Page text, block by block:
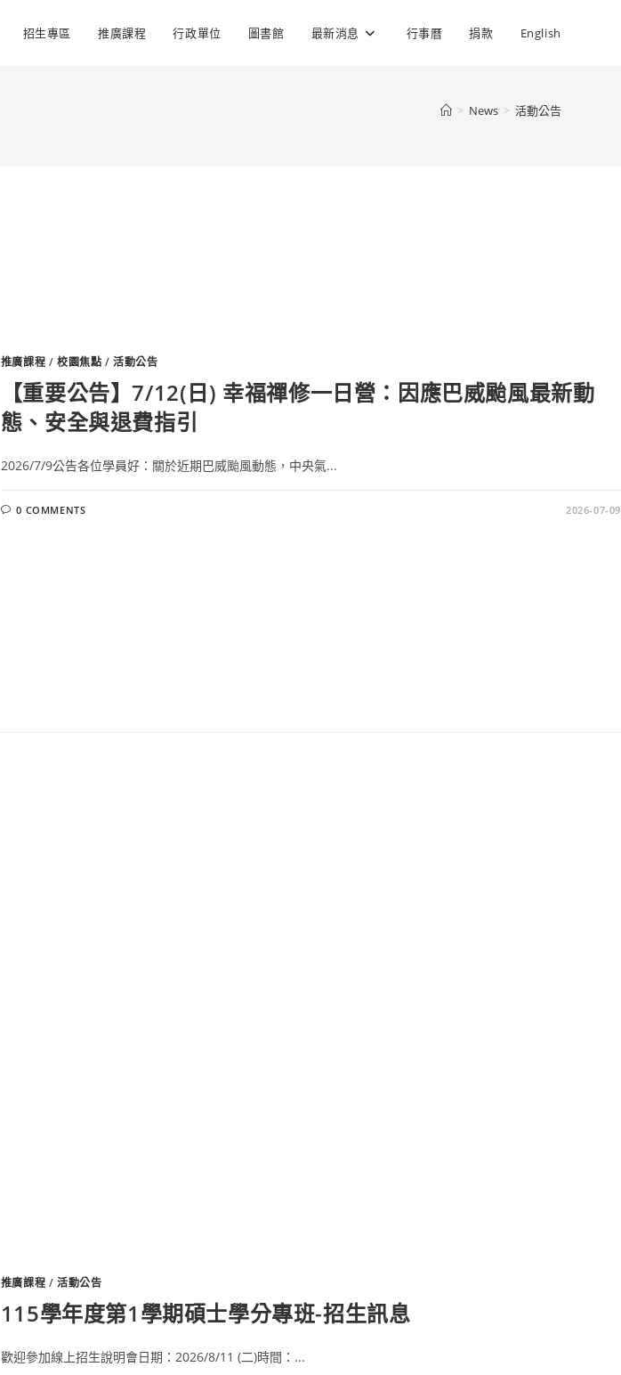
招生專區 推廣課程 行政單位 圖書館 最新消息 行事曆 捐款 English
> News > 活動公告
推廣課程 /校園焦點 /活動公告
【重要公告】7/12(日) 幸福禪修一日營：因應巴威颱風最新動
態、安全與退費指引
2026/7/9公告各位學員好：關於近期巴威颱風動態，中央氣...
0 COMMENTS 2026-07-09
推廣課程 /活動公告
115學年度第1學期碩士學分專班-招生訊息
歡迎參加線上招生說明會日期：2026/8/11 (二)時間：...